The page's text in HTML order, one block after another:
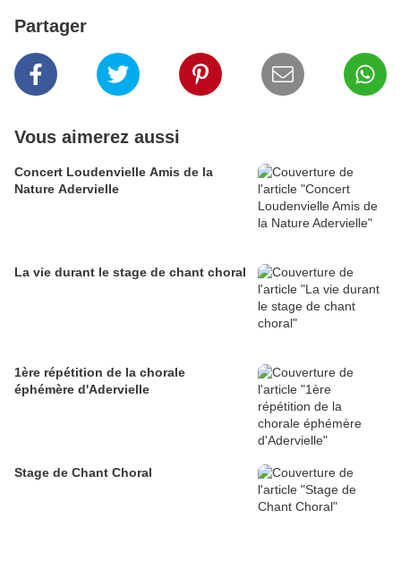
Partager
Vous aimerez aussi
Concert Loudenvielle Amis de la
Nature Adervielle
La vie durant le stage de chant choral
1ère répétition de la chorale
éphémère d'Adervielle
Stage de Chant Choral